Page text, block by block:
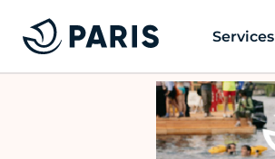
Services